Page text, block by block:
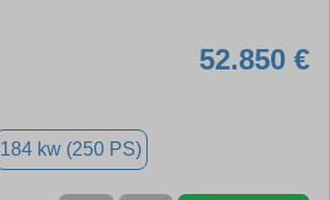
52.850 €
184 kw (250 PS)